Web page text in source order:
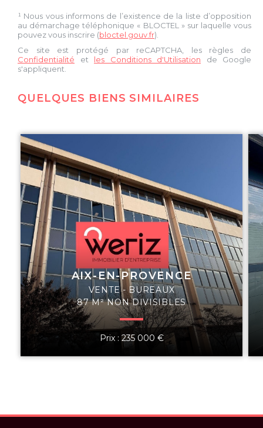
¹ Nous vous informons de l’existence de la liste d’opposition
au démarchage téléphonique « BLOCTEL » sur laquelle vous
pouvez vous inscrire (bloctel.gouv.fr).
Ce site est protégé par reCAPTCHA, les règles de
Confidentialité et les Conditions d'Utilisation de Google
s'appliquent.
QUELQUES BIENS SIMILAIRES
AIX-EN-PROVENCE
VENTE - BUREAUX
87 M² NON DIVISIBLES
Prix : 235 000 €